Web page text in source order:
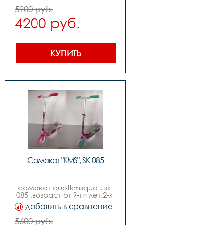
5900 руб.
4200 руб.
КУПИТЬ
Самокат "KMS", SK-085
самокат quotkmsquot, sk-
085 ,возраст от 9-ти лет,2-х
колесный ,диаметр колес
210мм ,руль с
регулировкой, изогнутый
добавить в сравнение
5600 руб.